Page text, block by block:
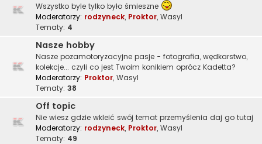
Wszystko byle tylko było śmieszne
Moderatorzy: rodzyneck, Proktor, Wasyl
Tematy: 4
Nasze hobby
Nasze pozamotoryzacyjne pasje - fotografia, wędkarstwo,
kolekcje... czyli co jest Twoim konikiem oprócz Kadetta?
Moderatorzy: Proktor, Wasyl
Tematy: 38
Off topic
Nie wiesz gdzie wkleić swój temat przemyślenia daj go tutaj
Moderatorzy: rodzyneck, Proktor, Wasyl
Tematy: 49